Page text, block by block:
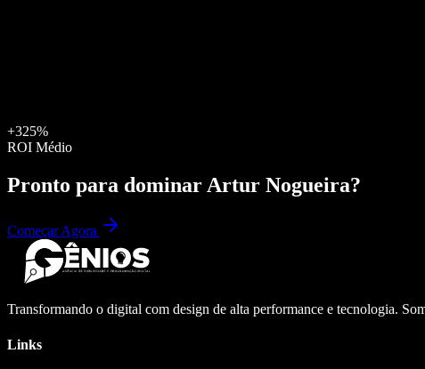
+325%
ROI Médio
Pronto para dominar Artur Nogueira?
Começar Agora
Transformando o digital com design de alta performance e tecnologia.
Links